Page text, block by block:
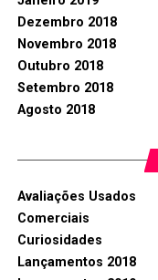
Dezembro 2018
Novembro 2018
Outubro 2018
Setembro 2018
Agosto 2018
Avaliações Usados
Comerciais
Curiosidades
Lançamentos 2018